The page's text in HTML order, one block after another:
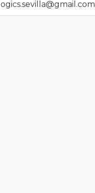
logics.sevilla@gmail.com